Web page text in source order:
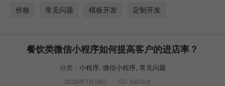
价格 常见问题 模板开发 定制开发
餐饮类微信小程序如何提高客户的进店率？
分类： 小程序 微信小程序 常见问题
2026年7月18日 5405次